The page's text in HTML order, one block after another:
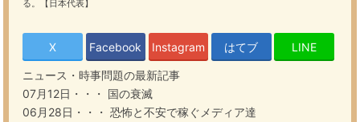
る。【日本代表】
X Facebook Instagram はてブ LINE
ニュース・時事問題の最新記事
07月12日・・・ 国の衰滅
06月28日・・・ 恐怖と不安で稼ぐメディア達